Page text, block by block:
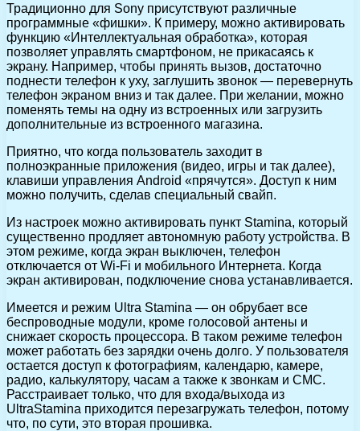
Традиционно для Sony присутствуют различные
программные «фишки». К примеру, можно активировать
функцию «Интеллектуальная обработка», которая
позволяет управлять смартфоном, не прикасаясь к
экрану. Например, чтобы принять вызов, достаточно
поднести телефон к уху, заглушить звонок — перевернуть
телефон экраном вниз и так далее. При желании, можно
поменять темы на одну из встроенных или загрузить
дополнительные из встроенного магазина.
Приятно, что когда пользователь заходит в
полноэкранные приложения (видео, игры и так далее),
клавиши управления Android «прячутся». Доступ к ним
можно получить, сделав специальный свайп.
Из настроек можно активировать пункт Stamina, который
существенно продляет автономную работу устройства. В
этом режиме, когда экран выключен, телефон
отключается от Wi-Fi и мобильного Интернета. Когда
экран активирован, подключение снова устанавливается.
Имеется и режим Ultra Stamina — он обрубает все
беспроводные модули, кроме голосовой антены и
снижает скорость процессора. В таком режиме телефон
может работать без зарядки очень долго. У пользователя
остается доступ к фотографиям, календарю, камере,
радио, калькулятору, часам а также к звонкам и СМС.
Расстраивает только, что для входа/выхода из
UltraStamina приходится перезагружать телефон, потому
что, по сути, это вторая прошивка.